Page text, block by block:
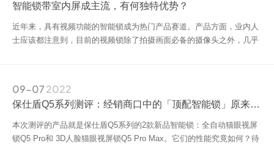
智能锁带室内屏成主流，有何独特优势？
近年来，具有视频功能的智能锁成为热门产品赛道。产品方面，业内人
士应该都注意到，目前的视频锁除了拍摄画面必备的摄像头之外，几乎
09-072022
保仕盾Q5系列测评：经销商口中的「顶配智能锁」原来长这样！
本次测评的产品就是保仕盾Q5系列的2款新品智能锁：全自动猫眼视屏
锁Q5 Pro和 3D人脸猫眼视屏锁Q5 Pro Max。它们的性能究竟如何？待